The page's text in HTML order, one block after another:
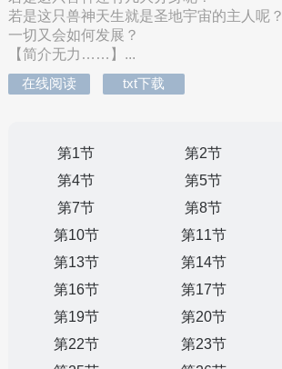
若是这只兽神天生就是圣地宇宙的主人呢？
一切又会如何发展？
【简介无力……】...
在线阅读
txt下载
第1节 第2节
第4节
第5节
第7节
第8节
第10节
第11节
第13节
第14节
第16节
第17节
第19节
第20节
第22节
第23节